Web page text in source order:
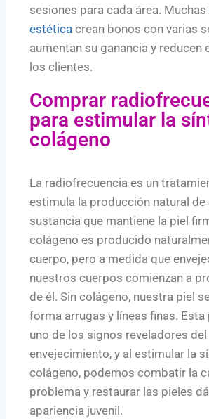
sesiones para cada área. Muchas
estética crean bonos con varias
aumentan su ganancia y reducen
los clientes.
Comprar
para estimular la
colágeno
La radiofrecuencia es un
estimula la producción natural de
sustancia que mantiene la piel
colágeno es producido
cuerpo, pero a medida que
nuestros cuerpos comienzan a
de él. Sin colágeno, nuestra piel
forma arrugas y líneas finas. Esta
uno de los signos reveladores del
envejecimiento, y al estimular la
colágeno, podemos combatir la
problema y restaurar las pieles
apariencia juvenil.